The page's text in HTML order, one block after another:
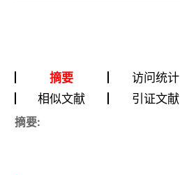
摘要 访问统计
相似文献
引证文献
摘要: